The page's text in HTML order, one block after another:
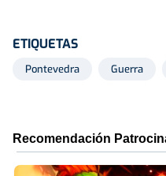
ETIQUETAS
Pontevedra Guerra